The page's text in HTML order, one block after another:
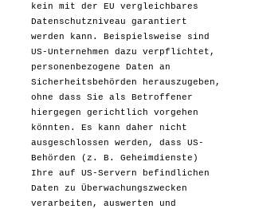
kein mit der EU vergleichbares
Datenschutzniveau garantiert
werden kann. Beispielsweise sind
US-Unternehmen dazu verpflichtet,
personenbezogene Daten an
Sicherheitsbehörden herauszugeben,
ohne dass Sie als Betroffener
hiergegen gerichtlich vorgehen
könnten. Es kann daher nicht
ausgeschlossen werden, dass US-
Behörden (z. B. Geheimdienste)
Ihre auf US-Servern befindlichen
Daten zu Überwachungszwecken
verarbeiten, auswerten und